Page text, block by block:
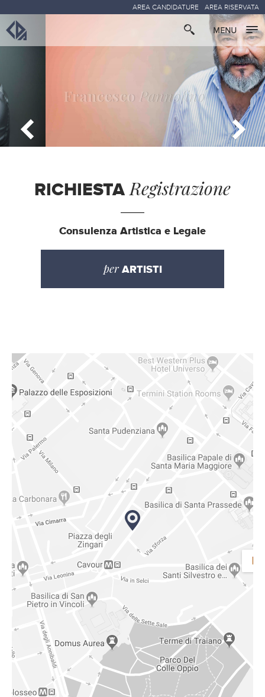
AREA CANDIDATURE AREA RISERVATA
FrancescoPannofino
RICHIESTARegistrazione
Consulenza Artistica e Legale
per ARTISTI